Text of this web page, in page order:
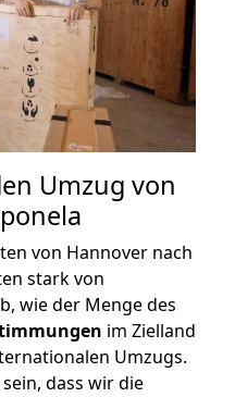
Umzug von
von Hannover nach
stark von
wie der Menge des
im Zielland
Umzugs.
dass wir die